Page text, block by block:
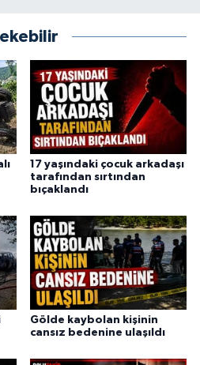
17 yaşındaki çocuk arkadaşı
tarafından sırtından
bıçaklandı
Gölde kaybolan kişinin
cansız bedenine ulaşıldı